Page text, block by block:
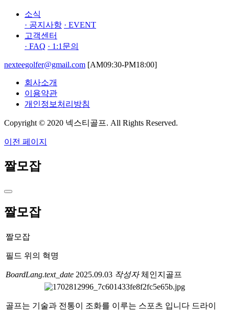
소식
· 공지사항 · EVENT
고객센터
· FAQ · 1:1문의
nexteegolfer@gmail.com [AM09:30-PM18:00]
회사소개
이용약관
개인정보처리방침
Copyright © 2020 넥스티골프. All Rights Reserved.
이전 페이지
짤모잡
짤모잡
짤모잡
필드 위의 혁명
BoardLang.text_date 2025.09.03 작성자체인지골프
골프는 기술과 전통이 조화를 이루는 스포츠 입니다 드라이